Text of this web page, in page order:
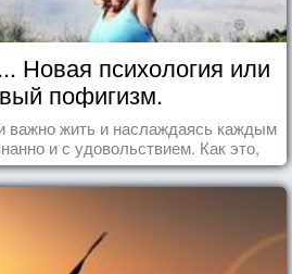
Новая психология или
пофигизм.
важно жить и наслаждаясь каждым
и с удовольствием. Как это,
на реальных примерах.